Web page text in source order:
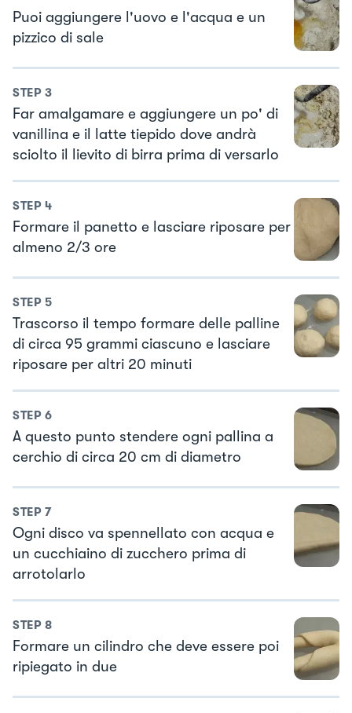
Puoi aggiungere l'uovo e l'acqua e un
pizzico di sale
STEP 3
Far amalgamare e aggiungere un po' di
vanillina e il latte tiepido dove andrà
sciolto il lievito di birra prima di versarlo
STEP 4
Formare il panetto e lasciare riposare per
almeno 2/3 ore
STEP 5
Trascorso il tempo formare delle palline
di circa 95 grammi ciascuno e lasciare
riposare per altri 20 minuti
STEP 6
A questo punto stendere ogni pallina a
cerchio di circa 20 cm di diametro
STEP 7
Ogni disco va spennellato con acqua e
un cucchiaino di zucchero prima di
arrotolarlo
STEP 8
Formare un cilindro che deve essere poi
ripiegato in due